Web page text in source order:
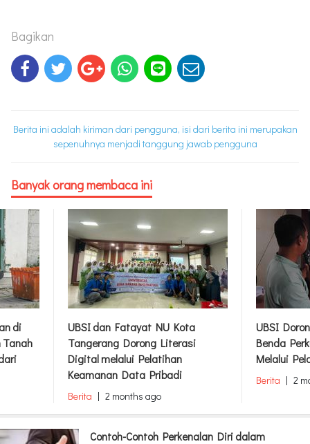
Bagikan
Berita ini adalah kiriman dari pengguna, isi dari berita ini merupakan
sepenuhnya menjadi tanggung jawab pengguna
Banyak orang membaca ini
di
Tanah
UBSI dan Fatayat NU Kota
Tangerang Dorong Literasi
Digital melalui Pelatihan
Keamanan Data Pribadi
Berita | 2 months ago
UBSI
Benda
Melalui
Berita | 2
Contoh-Contoh Perkenalan Diri dalam